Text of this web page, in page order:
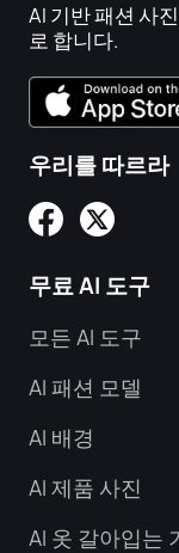
AI 기반 패션 사
로 합니다.
우리를 따르라
무료 AI 도구
모든 AI 도구
AI 패션 모델
AI 배경
AI 제품 사진
AI 옷 갈아입는